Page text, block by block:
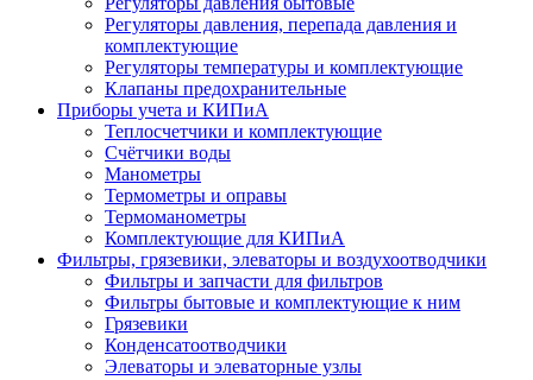
Регуляторы давления, перепада давления и
комплектующие
Регуляторы температуры и комплектующие
Клапаны предохранительные
Приборы учета и КИПиА
Теплосчетчики и комплектующие
Счётчики воды
Манометры
Термометры и оправы
Термоманометры
Комплектующие для КИПиА
Фильтры, грязевики, элеваторы и воздухоотводчики
Фильтры и запчасти для фильтров
Фильтры бытовые и комплектующие к ним
Грязевики
Конденсатоотводчики
Элеваторы и элеваторные узлы